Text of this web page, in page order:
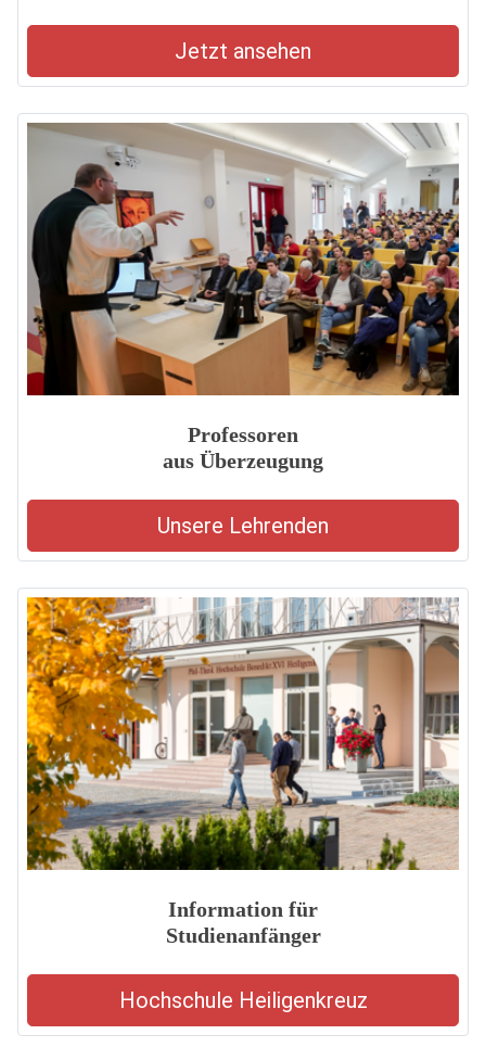
Jetzt ansehen
Professoren
aus Überzeugung
Unsere Lehrenden
Information für
Studienanfänger
Hochschule Heiligenkreuz